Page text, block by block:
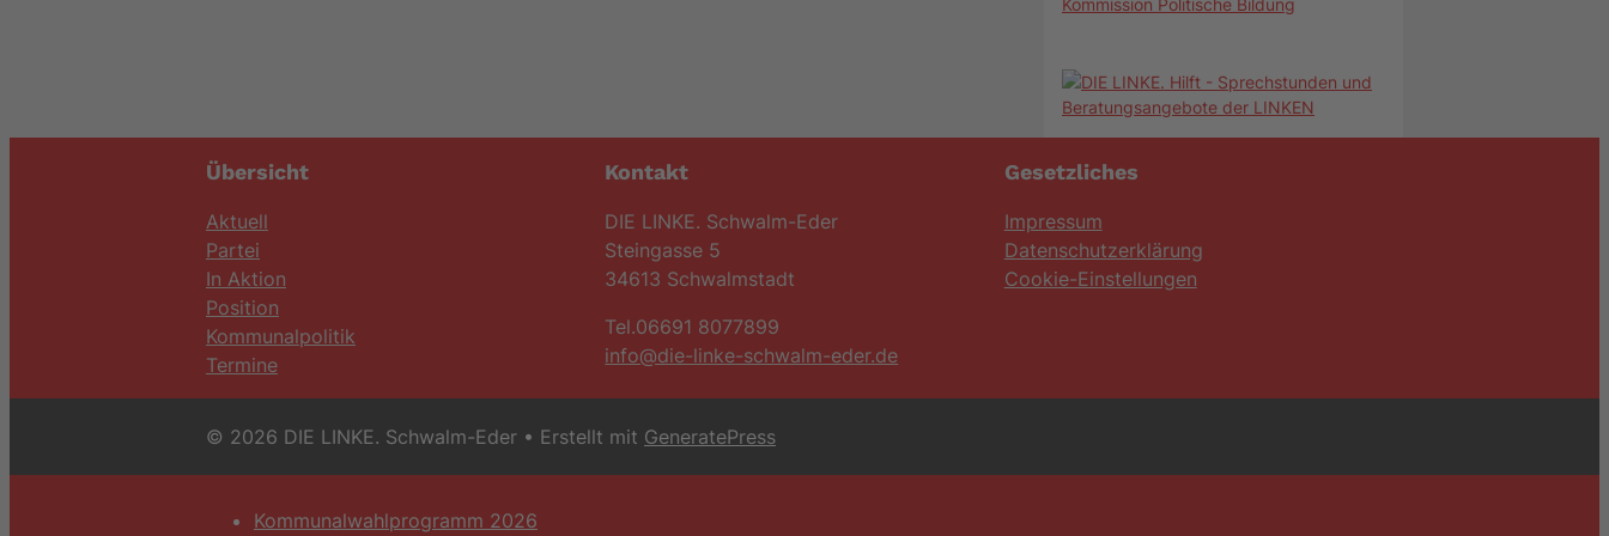
Kommission Politische Bildung
Übersicht
Aktuell
Partei
In Aktion
Position
Kommunalpolitik
Termine
Kontakt
DIE LINKE. Schwalm-Eder
Steingasse 5
34613 Schwalmstadt
Tel.06691 8077899
info@die-linke-schwalm-eder.de
Gesetzliches
Impressum
Datenschutzerklärung
Cookie-Einstellungen
© 2026 DIE LINKE. Schwalm-Eder • Erstellt mit GeneratePress
Kommunalwahlprogramm 2026